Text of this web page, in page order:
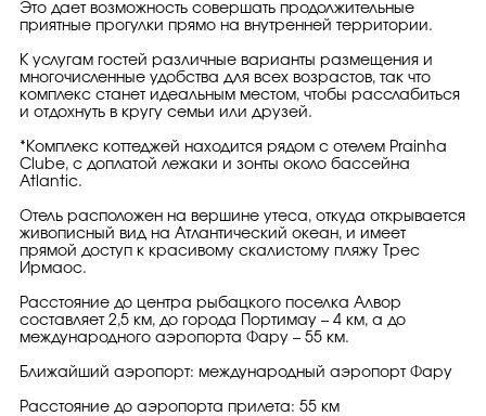
Это дает возможность совершать продолжительные
приятные прогулки прямо на внутренней территории.
К услугам гостей различные варианты размещения и
многочисленные удобства для всех возрастов, так что
комплекс станет идеальным местом, чтобы расслабиться
и отдохнуть в кругу семьи или друзей.
*Комплекс коттеджей находится рядом с отелем Prainha
Clube, с доплатой лежаки и зонты около бассейна
Atlantic.
Отель расположен на вершине утеса, откуда открывается
живописный вид на Атлантический океан, и имеет
прямой доступ к красивому скалистому пляжу Трес
Ирмаос.
Расстояние до центра рыбацкого поселка Алвор
составляет 2,5 км, до города Портимау – 4 км, а до
международного аэропорта Фару – 55 км.
Ближайший аэропорт: международный аэропорт Фару
Расстояние до аэропорта прилета: 55 км